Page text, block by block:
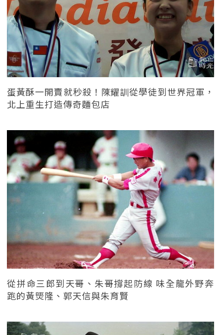
蛋黃酥一開賣就秒殺！陳耀訓從學徒到世界冠軍，
北上重生打造傳奇麵包店
從拼命三郎到天哥、朱哥撐起防線 味全龍外野奔
跑的黃煚隆、郭天信與朱育賢